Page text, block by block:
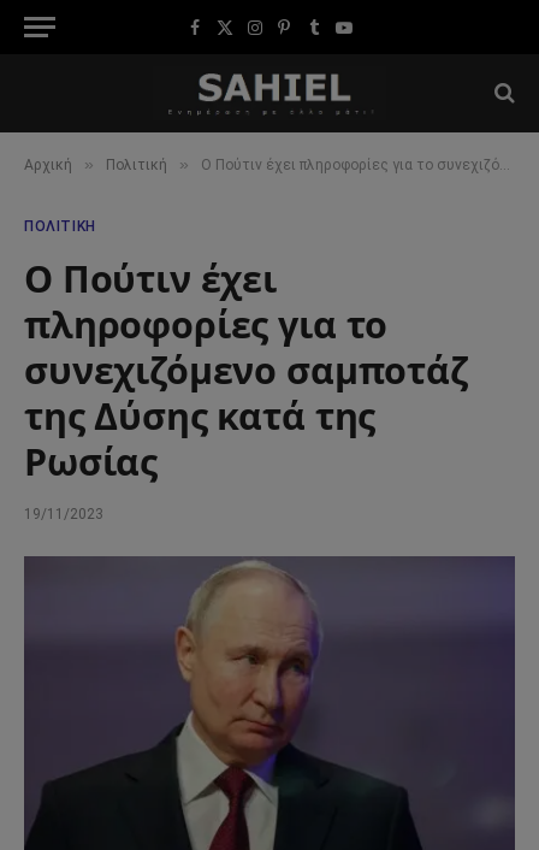
Facebook
X
Instagram
Pinterest
TumblrYouTube
Αρχική » Πολιτική » Ο Πούτιν έχει πληροφορίες για το συνεχιζόμενο σαμποτάζ της Δύσης κατά της Ρωσίας
ΠΟΛΙΤΙΚΉ
Ο Πούτιν έχει
πληροφορίες για το
συνεχιζόμενο σαμποτάζ
της Δύσης κατά της
Ρωσίας
19/11/2023